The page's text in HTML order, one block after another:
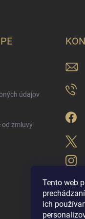
Tento web
ich
údajov
od zmluvy
LUX PARFÉM